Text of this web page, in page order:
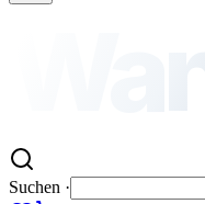
Suchen ·